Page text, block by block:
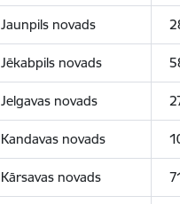
Jaunpils novads
Jēkabpils novads
Jelgavas novads
Kandavas novads
Kārsavas novads